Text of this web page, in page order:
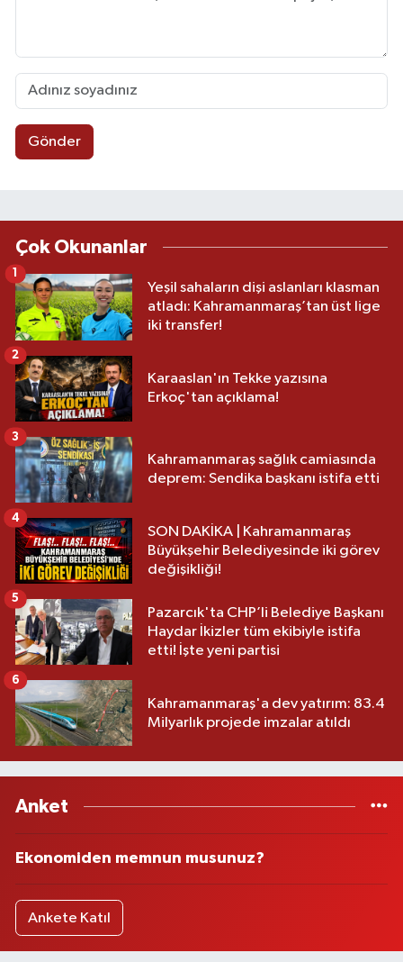
Gönder
Çok Okunanlar
Yeşil sahaların dişi aslanları klasman
atladı: Kahramanmaraş’tan üst lige
iki transfer!
Karaaslan'ın Tekke yazısına
Erkoç'tan açıklama!
2
Kahramanmaraş sağlık camiasında
deprem: Sendika başkanı istifa etti
3
SON DAKİKA | Kahramanmaraş
Büyükşehir Belediyesinde iki görev
değişikliği!
4
Pazarcık'ta CHP’li Belediye Başkanı
Haydar İkizler tüm ekibiyle istifa
etti! İşte yeni partisi
5
Kahramanmaraş'a dev yatırım: 83.4
Milyarlık projede imzalar atıldı
6
Anket
Ekonomiden memnun musunuz?
Ankete Katıl